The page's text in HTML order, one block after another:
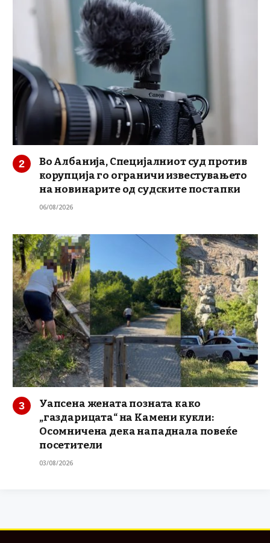
Во Албанија, Специјалниот суд против
корупција го ограничи известувањето
на новинарите од судските постапки
06/08/2026
Уапсена жената позната како
„газдарицата“ на Камени кукли:
Осомничена дека нападнала повеќе
посетители
03/08/2026